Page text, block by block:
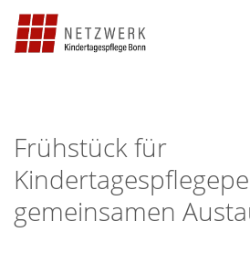
Frühstück für
gemeinsamen